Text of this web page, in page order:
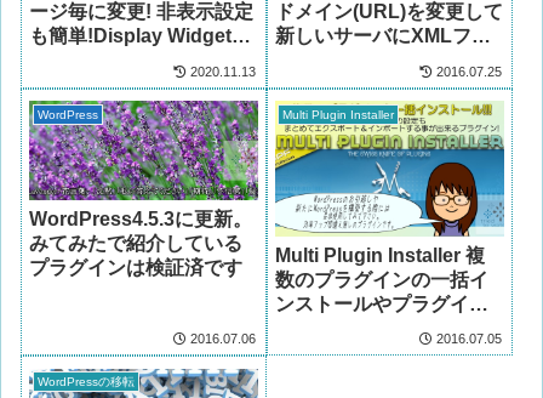
ージ毎に変更! 非表示設定
も簡単!Display Widgets
2020.11.13
ドメイン(URL)を変更して
新しいサーバにXMLファ
2016.07.25
WordPress
WordPress4.5.3に更新。
みてみたで紹介している
プラグインは検証済です
2016.07.06
Multi Plugin Installer
Multi Plugin Installer 複
数のプラグインの一括イ
ンストールやプラグイン
の設定をエクスポート
2016.07.05
WordPressの移転